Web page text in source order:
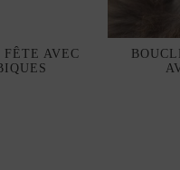
AVEC